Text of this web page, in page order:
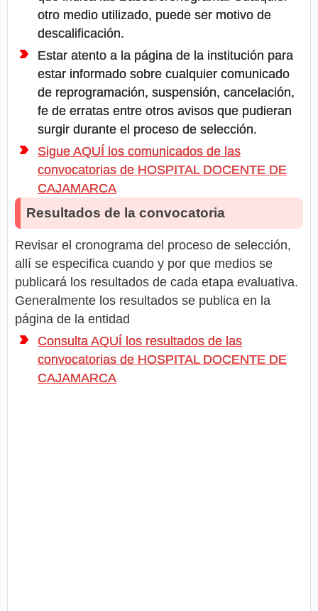
otro medio utilizado, puede ser motivo de
descalificación.
Estar atento a la página de la institución para
estar informado sobre cualquier comunicado
de reprogramación, suspensión, cancelación,
fe de erratas entre otros avisos que pudieran
surgir durante el proceso de selección.
Sigue AQUÍ los comunicados de las
convocatorias de HOSPITAL DOCENTE DE
CAJAMARCA
Resultados de la convocatoria
Revisar el cronograma del proceso de selección,
allí se especifica cuando y por que medios se
publicará los resultados de cada etapa evaluativa.
Generalmente los resultados se publica en la
página de la entidad
Consulta AQUÍ los resultados de las
convocatorias de HOSPITAL DOCENTE DE
CAJAMARCA